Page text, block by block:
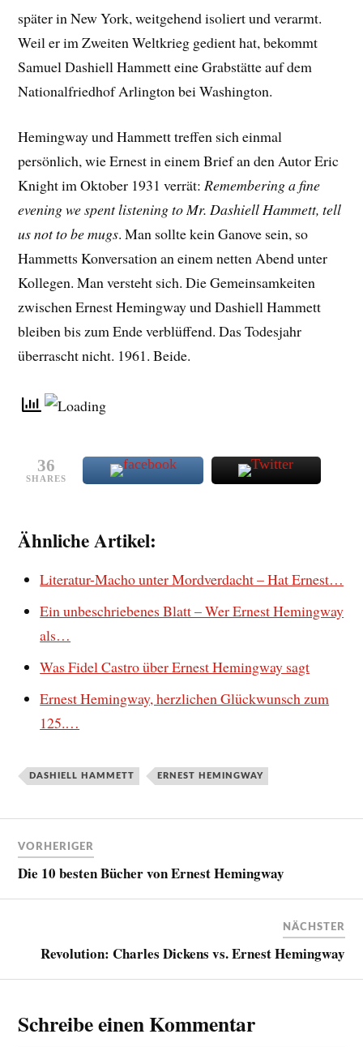
später in New York, weitgehend isoliert und verarmt.
Weil er im Zweiten Weltkrieg gedient hat, bekommt
Samuel Dashiell Hammett eine Grabstätte auf dem
Nationalfriedhof Arlington bei Washington.
Hemingway und Hammett treffen sich einmal
persönlich, wie Ernest in einem Brief an den Autor Eric
Knight im Oktober 1931 verrät:Remembering a fine
evening we spent listening to Mr. Dashiell Hammett, tell
us not to be mugs. Man sollte kein Ganove sein, so
Hammetts Konversation an einem netten Abend unter
Kollegen. Man versteht sich.Die Gemeinsamkeiten
zwischen Ernest Hemingway und Dashiell Hammett
bleiben bis zum Ende verblüffend. Das Todesjahr
überrascht nicht. 1961. Beide.
36
SHARES
Ähnliche Artikel:
Literatur-Macho unter Mordverdacht – Hat Ernest…
Ein unbeschriebenes Blatt – Wer Ernest Hemingway
als…
Was Fidel Castro über Ernest Hemingway sagt
Ernest Hemingway, herzlichen Glückwunsch zum
125.…
DASHIELL HAMMETT ERNEST HEMINGWAY
VORHERIGER
Die 10 besten Bücher von Ernest Hemingway
NÄCHSTER
Revolution: Charles Dickens vs. Ernest Hemingway
Schreibe einen Kommentar